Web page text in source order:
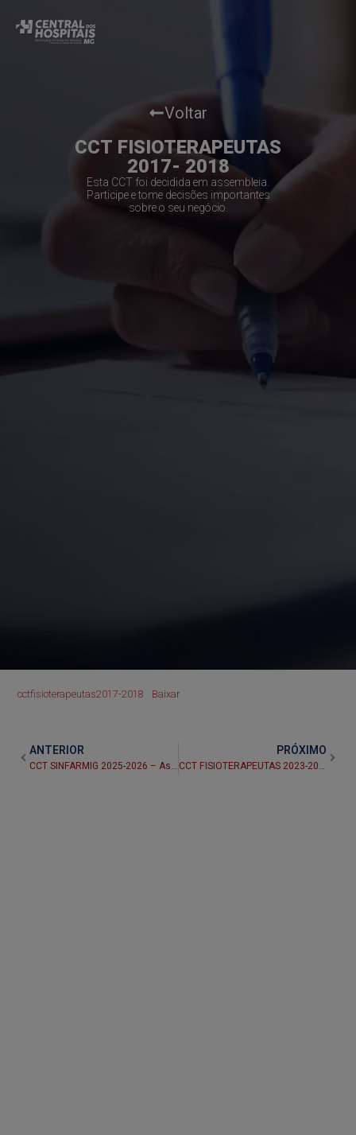
Voltar
CCT FISIOTERAPEUTAS
2017- 2018
Esta CCT foi decidida em assembleia.
Participe e tome decisões importantes
sobre o seu negócio.
cctfisioterapeutas2017-2018 Baixar
ANTERIOR
CCT SINFARMIG 2025-2026 – Assinada em 13.08.2025
PRÓXIMO
CCT FISIOTERAPEUTAS 2023-2024 – ADITIVO